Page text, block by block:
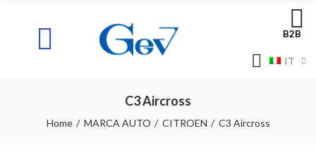
B2B
IT
C3 Aircross
Home MARCA AUTO CITROEN C3 Aircross